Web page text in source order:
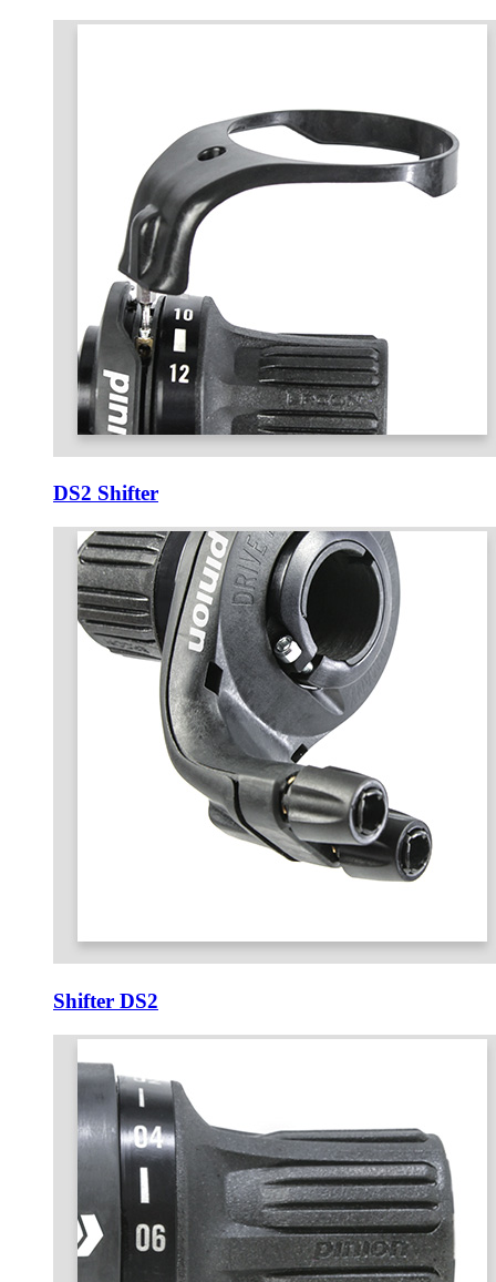
DS2 Shifter
Shifter DS2